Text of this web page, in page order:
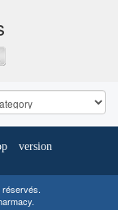
version
réservés.